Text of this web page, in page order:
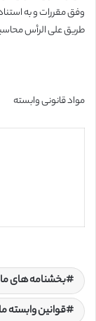
طریق علی الرأس
مدیر
مواد قانونی وابسته
بخشنامه های
قوانین وابسته